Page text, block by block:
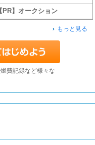
【PR】オークション
もっと見る
費記録など様々な